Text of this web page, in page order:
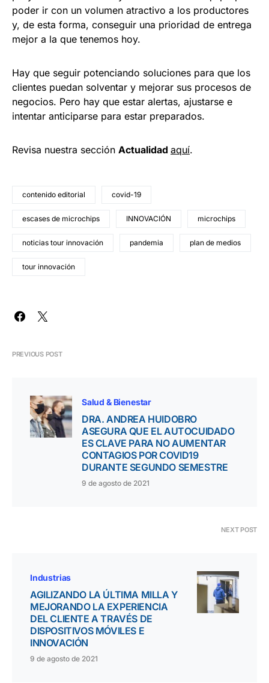
poder ir con un volumen atractivo a los productores
y, de esta forma, conseguir una prioridad de entrega
mejor a la que tenemos hoy.
Hay que seguir potenciando soluciones para que los
clientes puedan solventar y mejorar sus procesos de
negocios. Pero hay que estar alertas, ajustarse e
intentar anticiparse para estar preparados.
Revisa nuestra sección Actualidad aquí.
contenido editorial covid-19
escases de microchips INNOVACIÓN microchips
noticias tour innovación pandemia plan de medios
tour innovación
PREVIOUS POST
Salud & Bienestar
DRA. ANDREA HUIDOBRO
ASEGURA QUE EL AUTOCUIDADO
ES CLAVE PARA NO AUMENTAR
CONTAGIOS POR COVID19
DURANTE SEGUNDO SEMESTRE
9 de agosto de 2021
NEXT POST
Industrias
AGILIZANDO LA ÚLTIMA MILLA Y
MEJORANDO LA EXPERIENCIA
DEL CLIENTE A TRAVÉS DE
DISPOSITIVOS MÓVILES E
INNOVACIÓN
9 de agosto de 2021